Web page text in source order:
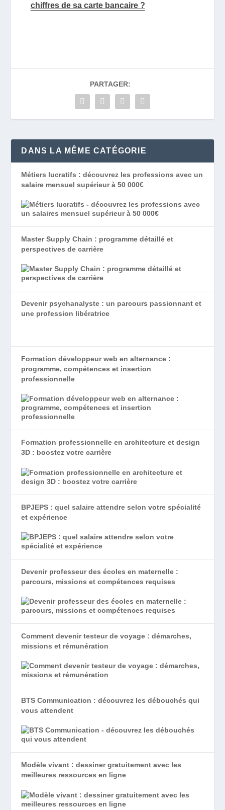
chiffres de sa carte bancaire ?
PARTAGER:
DANS LA MÊME CATÉGORIE
Métiers lucratifs : découvrez les professions avec un
salaire mensuel supérieur à 50 000€
Master Supply Chain : programme détaillé et
perspectives de carrière
Devenir psychanalyste : un parcours passionnant et
une profession libératrice
Formation développeur web en alternance :
programme, compétences et insertion
professionnelle
Formation professionnelle en architecture et design
3D : boostez votre carrière
BPJEPS : quel salaire attendre selon votre spécialité
et expérience
Devenir professeur des écoles en maternelle :
parcours, missions et compétences requises
Comment devenir testeur de voyage : démarches,
missions et rémunération
BTS Communication : découvrez les débouchés qui
vous attendent
Modèle vivant : dessiner gratuitement avec les
meilleures ressources en ligne